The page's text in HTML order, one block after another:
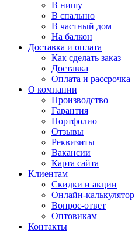
В нишу
В спальню
В частный дом
На балкон
Доставка и оплата
Как сделать заказ
Доставка
Оплата и рассрочка
О компании
Производство
Гарантия
Портфолио
Отзывы
Реквизиты
Вакансии
Карта сайта
Клиентам
Скидки и акции
Онлайн-калькулятор
Вопрос-ответ
Оптовикам
Контакты